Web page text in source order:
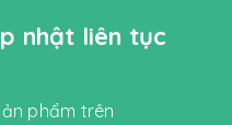
nhật liên tục
phẩm trên